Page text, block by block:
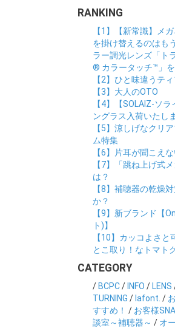
RANKING
【1】【新常識】メ
を掛け替えるのはも
ラー調光レンズ「ト
® カラータッチ™」を
【2】ひと味違うテ
【3】大人のOTO
【4】【SOLAIZ-ソ
ングラス入荷いたし
【5】涼しげなクリ
ム特集
【6】片耳が聞こえ
【7】「跳ね上げ式
は？
【8】補聴器の乾燥
か？
【9】新ブランド【
ト)】
【10】カッコよさ
とこ取り！なトマト
CATEGORY
/ BCPC/ INFO / LENS
TURNING / lafont. /
すすめ！ / お客様
談室～補聴器～ / オ